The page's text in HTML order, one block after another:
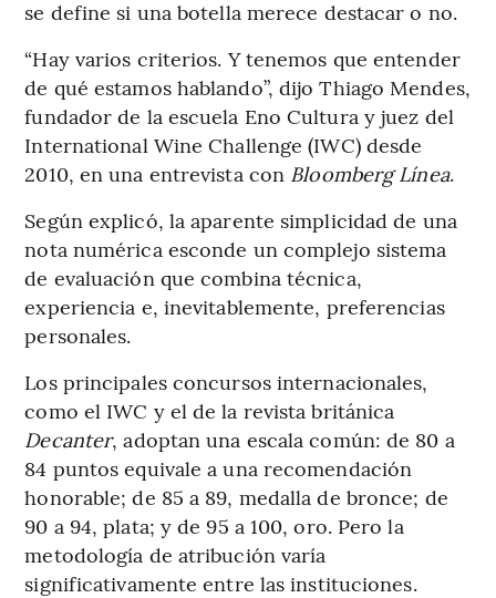
se define si una botella merece destacar o no.
“Hay varios criterios. Y tenemos que entender
de qué estamos hablando”, dijo Thiago Mendes,
fundador de la escuela Eno Cultura y juez del
International Wine Challenge (IWC) desde
2010, en una entrevista con Bloomberg Línea.
Según explicó, la aparente simplicidad de una
nota numérica esconde un complejo sistema
de evaluación que combina técnica,
experiencia e, inevitablemente, preferencias
personales.
Los principales concursos internacionales,
como el IWC y el de la revista británica
Decanter, adoptan una escala común: de 80 a
84 puntos equivale a una recomendación
honorable; de 85 a 89, medalla de bronce; de
90 a 94, plata; y de 95 a 100, oro. Pero la
metodología de atribución varía
significativamente entre las instituciones.